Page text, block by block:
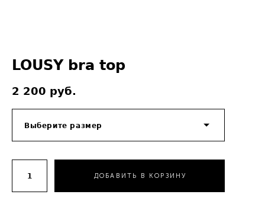
LOUSY bra top
2 200 pуб.
Выберите размер
ДОБАВИТЬ В КОРЗИНУ